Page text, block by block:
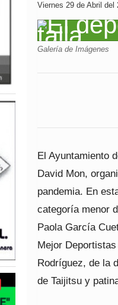
Viernes 29 de Abril del
Galería de Imágenes
El Ayuntamiento
David Mon,
pandemia. En
categoría menor
Paola García
Mejor
Rodríguez, de la
de Taijitsu y